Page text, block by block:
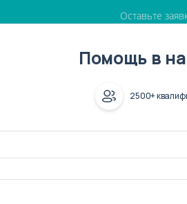
Оставьте
Помощь в
2500+